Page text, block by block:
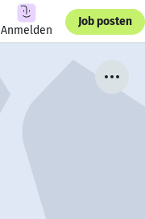
Anmelden
Job posten